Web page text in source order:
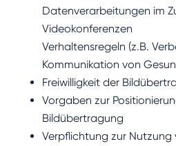
Datenverarbeitungen im
Videokonferenzen
Verhaltensregeln (z.B.
Kommunikation von
Freiwilligkeit der
Vorgaben zur
Bildübertragung
Verpflichtung zur